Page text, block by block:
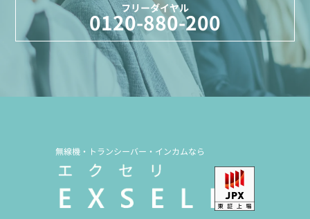
フリーダイヤル
0120-880-200
無線機・トランシーバー・インカムなら